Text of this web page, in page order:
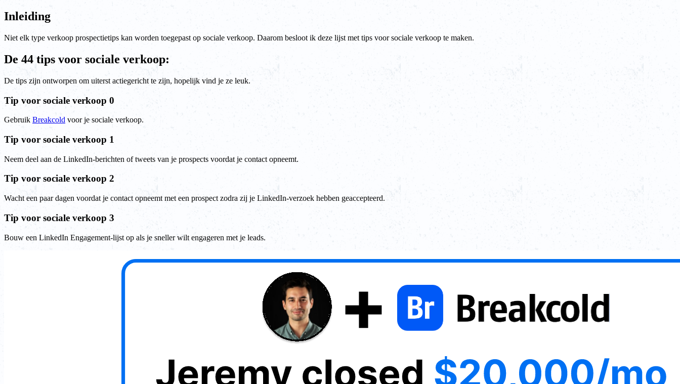
Inleiding
Niet elk type verkoop prospectietips kan worden toegepast op sociale verkoop. Daarom besloot ik deze lijst met tips voor sociale verkoop te maken.
De 44 tips voor sociale verkoop:
De tips zijn ontworpen om uiterst actiegericht te zijn, hopelijk vind je ze leuk.
Tip voor sociale verkoop 0
Gebruik Breakcold voor je sociale verkoop.
Tip voor sociale verkoop 1
Neem deel aan de LinkedIn-berichten of tweets van je prospects voordat je contact opneemt.
Tip voor sociale verkoop 2
Wacht een paar dagen voordat je contact opneemt met een prospect zodra zij je LinkedIn-verzoek hebben geaccepteerd.
Tip voor sociale verkoop 3
Bouw een LinkedIn Engagement-lijst op als je sneller wilt engageren met je leads.